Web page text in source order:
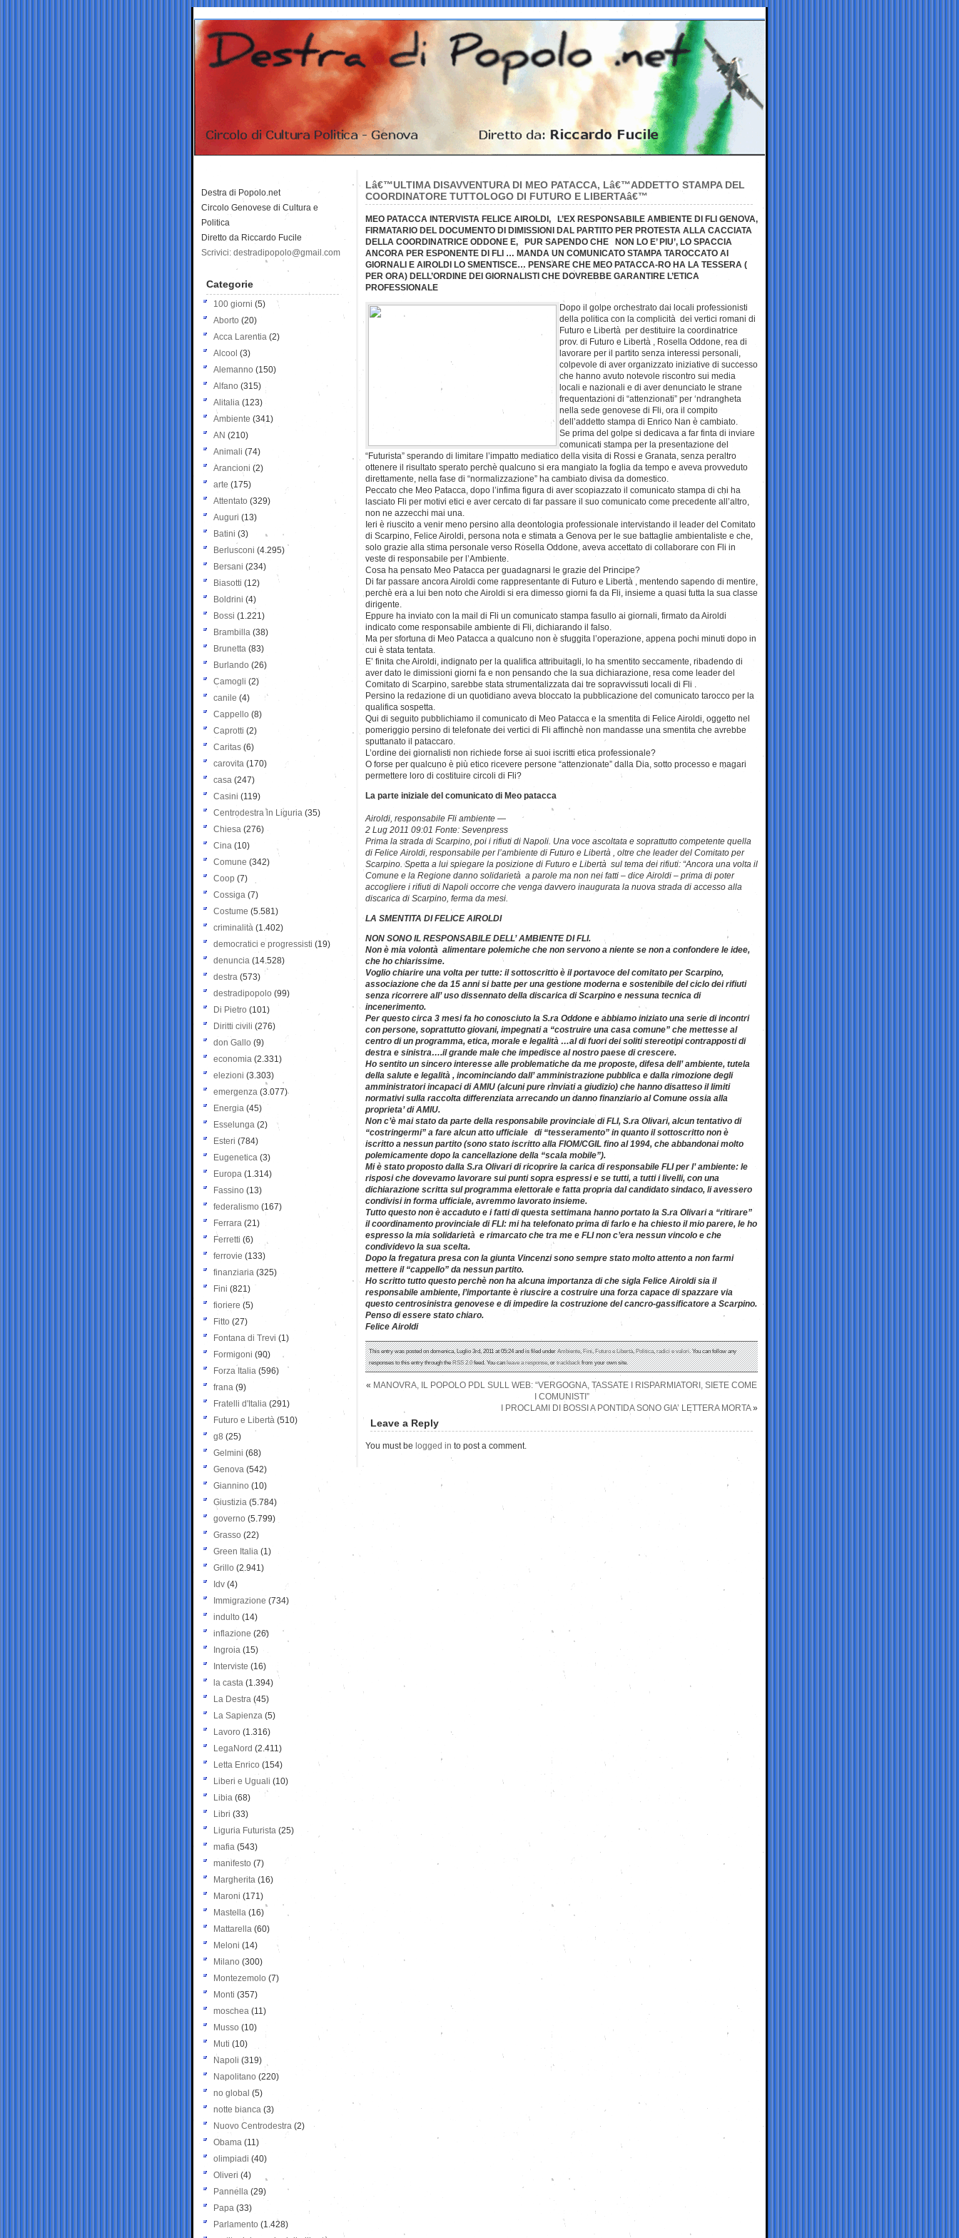
Lâ€™ULTIMA DISAVVENTURA DI MEO PATACCA, Lâ€™ADDETTO STAMPA DEL
COORDINATORE TUTTOLOGO DI FUTURO E LIBERTAâ€™
MEO PATACCA INTERVISTA FELICE AIROLDI, L’EX RESPONSABILE AMBIENTE DI FLI GENOVA,
FIRMATARIO DEL DOCUMENTO DI DIMISSIONI DAL PARTITO PER PROTESTA ALLA CACCIATA
DELLA COORDINATRICE ODDONE E, PUR SAPENDO CHE NON LO E’ PIU’, LO SPACCIA
ANCORA PER ESPONENTE DI FLI … MANDA UN COMUNICATO STAMPA TAROCCATO AI
GIORNALI E AIROLDI LO SMENTISCE… PENSARE CHE MEO PATACCA-RO HA LA TESSERA (
PER ORA) DELL’ORDINE DEI GIORNALISTI CHE DOVREBBE GARANTIRE L’ETICA
PROFESSIONALE
Dopo il golpe orchestrato dai locali professionisti
della politica con la complicità dei vertici romani di
Futuro e Libertà per destituire la coordinatrice
prov. di Futuro e Libertà , Rosella Oddone, rea di
lavorare per il partito senza interessi personali,
colpevole di aver organizzato iniziative di successo
che hanno avuto notevole riscontro sui media
locali e nazionali e di aver denunciato le strane
frequentazioni di “attenzionati” per ‘ndrangheta
nella sede genovese di Fli, ora il compito
dell’addetto stampa di Enrico Nan è cambiato.
Se prima del golpe si dedicava a far finta di inviare
comunicati stampa per la presentazione del
“Futurista” sperando di limitare l’impatto mediatico della visita di Rossi e Granata, senza peraltro
ottenere il risultato sperato perchè qualcuno si era mangiato la foglia da tempo e aveva provveduto
direttamente, nella fase di “normalizzazione” ha cambiato divisa da domestico.
Peccato che Meo Patacca, dopo l’infima figura di aver scopiazzato il comunicato stampa di chi ha
lasciato Fli per motivi etici e aver cercato di far passare il suo comunicato come precedente all’altro,
non ne azzecchi mai una.
Ieri è riuscito a venir meno persino alla deontologia professionale intervistando il leader del Comitato
di Scarpino, Felice Airoldi, persona nota e stimata a Genova per le sue battaglie ambientaliste e che,
solo grazie alla stima personale verso Rosella Oddone, aveva accettato di collaborare con Fli in
veste di responsabile per l’Ambiente.
Cosa ha pensato Meo Patacca per guadagnarsi le grazie del Principe?
Di far passare ancora Airoldi come rappresentante di Futuro e Libertà , mentendo sapendo di mentire,
perchè era a lui ben noto che Airoldi si era dimesso giorni fa da Fli, insieme a quasi tutta la sua classe
dirigente.
Eppure ha inviato con la mail di Fli un comunicato stampa fasullo ai giornali, firmato da Airoldi
indicato come responsabile ambiente di Fli, dichiarando il falso.
Ma per sfortuna di Meo Patacca a qualcuno non è sfuggita l’operazione, appena pochi minuti dopo in
cui è stata tentata.
E’ finita che Airoldi, indignato per la qualifica attribuitagli, lo ha smentito seccamente, ribadendo di
aver dato le dimissioni giorni fa e non pensando che la sua dichiarazione, resa come leader del
Comitato di Scarpino, sarebbe stata strumentalizzata dai tre sopravvissuti locali di Fli .
Persino la redazione di un quotidiano aveva bloccato la pubblicazione del comunicato tarocco per la
qualifica sospetta.
Qui di seguito pubblichiamo il comunicato di Meo Patacca e la smentita di Felice Airoldi, oggetto nel
pomeriggio persino di telefonate dei vertici di Fli affinchè non mandasse una smentita che avrebbe
sputtanato il pataccaro.
L’ordine dei giornalisti non richiede forse ai suoi iscritti etica professionale?
O forse per qualcuno è più etico ricevere persone “attenzionate” dalla Dia, sotto processo e magari
permettere loro di costituire circoli di Fli?
La parte iniziale del comunicato di Meo patacca
Airoldi, responsabile Fli ambiente —
2 Lug 2011 09:01 Fonte: Sevenpress
Prima la strada di Scarpino, poi i rifiuti di Napoli. Una voce ascoltata e soprattutto competente quella
di Felice Airoldi, responsabile per l’ambiente di Futuro e Libertà , oltre che leader del Comitato per
Scarpino. Spetta a lui spiegare la posizione di Futuro e Libertà sul tema dei rifiuti: “Ancora una volta il
Comune e la Regione danno solidarietà a parole ma non nei fatti – dice Airoldi – prima di poter
accogliere i rifiuti di Napoli occorre che venga davvero inaugurata la nuova strada di accesso alla
discarica di Scarpino, ferma da mesi.
LA SMENTITA DI FELICE AIROLDI
NON SONO IL RESPONSABILE DELL’ AMBIENTE DI FLI.
Non è mia volontà alimentare polemiche che non servono a niente se non a confondere le idee,
che ho chiarissime.
Voglio chiarire una volta per tutte: il sottoscritto è il portavoce del comitato per Scarpino,
associazione che da 15 anni si batte per una gestione moderna e sostenibile del ciclo dei rifiuti
senza ricorrere all’ uso dissennato della discarica di Scarpino e nessuna tecnica di
incenerimento.
Per questo circa 3 mesi fa ho conosciuto la S.ra Oddone e abbiamo iniziato una serie di incontri
con persone, soprattutto giovani, impegnati a “costruire una casa comune” che mettesse al
centro di un programma, etica, morale e legalità …al di fuori dei soliti stereotipi contrapposti di
destra e sinistra….il grande male che impedisce al nostro paese di crescere.
Ho sentito un sincero interesse alle problematiche da me proposte, difesa dell’ ambiente, tutela
della salute e legalità , incominciando dall’ amministrazione pubblica e dalla rimozione degli
amministratori incapaci di AMIU (alcuni pure rinviati a giudizio) che hanno disatteso il limiti
normativi sulla raccolta differenziata arrecando un danno finanziario al Comune ossia alla
proprieta’ di AMIU.
Non c’è mai stato da parte della responsabile provinciale di FLI, S.ra Olivari, alcun tentativo di
“costringermi” a fare alcun atto ufficiale di “tesseramento” in quanto il sottoscritto non è
iscritto a nessun partito (sono stato iscritto alla FIOM/CGIL fino al 1994, che abbandonai molto
polemicamente dopo la cancellazione della “scala mobile”).
Mi è stato proposto dalla S.ra Olivari di ricoprire la carica di responsabile FLI per l’ ambiente: le
risposi che dovevamo lavorare sui punti sopra espressi e se tutti, a tutti i livelli, con una
dichiarazione scritta sul programma elettorale e fatta propria dal candidato sindaco, li avessero
condivisi in forma ufficiale, avremmo lavorato insieme.
Tutto questo non è accaduto e i fatti di questa settimana hanno portato la S.ra Olivari a “ritirare”
il coordinamento provinciale di FLI: mi ha telefonato prima di farlo e ha chiesto il mio parere, le ho
espresso la mia solidarietà e rimarcato che tra me e FLI non c’era nessun vincolo e che
condividevo la sua scelta.
Dopo la fregatura presa con la giunta Vincenzi sono sempre stato molto attento a non farmi
mettere il “cappello” da nessun partito.
Ho scritto tutto questo perchè non ha alcuna importanza di che sigla Felice Airoldi sia il
responsabile ambiente, l’importante è riuscire a costruire una forza capace di spazzare via
questo centrosinistra genovese e di impedire la costruzione del cancro-gassificatore a Scarpino.
Penso di essere stato chiaro.
Felice Airoldi
This entry was posted on domenica, Luglio 3rd, 2011 at 05:24 and is filed underAmbiente,Fini,Futuro e Libertà,Politica,radici e valori. You can follow any
responses to this entry through theRSS 2.0feed. You canleave a response, ortrackbackfrom your own site.
« MANOVRA, IL POPOLO PDL SULL WEB: “VERGOGNA, TASSATE I RISPARMIATORI, SIETE COME
I COMUNISTI”
I PROCLAMI DI BOSSI A PONTIDA SONO GIA’ LETTERA MORTA»
Leave a Reply
You must be logged in to post a comment.
Destra di Popolo.net
Circolo Genovese di Cultura e
Politica
Diretto da Riccardo Fucile
Scrivici: destradipopolo@gmail.com
Categorie
100 giorni (5)
Aborto (20)
Acca Larentia (2)
Alcool (3)
Alemanno (150)
Alfano (315)
Alitalia (123)
Ambiente (341)
AN (210)
Animali (74)
Arancioni (2)
arte (175)
Attentato (329)
Auguri (13)
Batini (3)
Berlusconi (4.295)
Bersani (234)
Biasotti (12)
Boldrini (4)
Bossi (1.221)
Brambilla (38)
Brunetta (83)
Burlando (26)
Camogli (2)
canile (4)
Cappello (8)
Caprotti (2)
Caritas (6)
carovita (170)
casa (247)
Casini (119)
Centrodestra in Liguria (35)
Chiesa (276)
Cina (10)
Comune (342)
Coop (7)
Cossiga (7)
Costume (5.581)
criminalità (1.402)
democratici e progressisti (19)
denuncia (14.528)
destra (573)
destradipopolo (99)
Di Pietro (101)
Diritti civili (276)
don Gallo (9)
economia (2.331)
elezioni (3.303)
emergenza (3.077)
Energia (45)
Esselunga (2)
Esteri (784)
Eugenetica (3)
Europa (1.314)
Fassino (13)
federalismo (167)
Ferrara (21)
Ferretti (6)
ferrovie (133)
finanziaria (325)
Fini (821)
fioriere (5)
Fitto (27)
Fontana di Trevi (1)
Formigoni (90)
Forza Italia (596)
frana (9)
Fratelli d'Italia (291)
Futuro e Libertà (510)
g8 (25)
Gelmini (68)
Genova (542)
Giannino (10)
Giustizia (5.784)
governo (5.799)
Grasso (22)
Green Italia (1)
Grillo (2.941)
Idv (4)
Immigrazione (734)
indulto (14)
inflazione (26)
Ingroia (15)
Interviste (16)
la casta (1.394)
La Destra (45)
La Sapienza (5)
Lavoro (1.316)
LegaNord (2.411)
Letta Enrico (154)
Liberi e Uguali (10)
Libia (68)
Libri (33)
Liguria Futurista (25)
mafia (543)
manifesto (7)
Margherita (16)
Maroni (171)
Mastella (16)
Mattarella (60)
Meloni (14)
Milano (300)
Montezemolo (7)
Monti (357)
moschea (11)
Musso (10)
Muti (10)
Napoli (319)
Napolitano (220)
no global (5)
notte bianca (3)
Nuovo Centrodestra (2)
Obama (11)
olimpiadi (40)
Oliveri (4)
Pannella (29)
Papa (33)
Parlamento (1.428)